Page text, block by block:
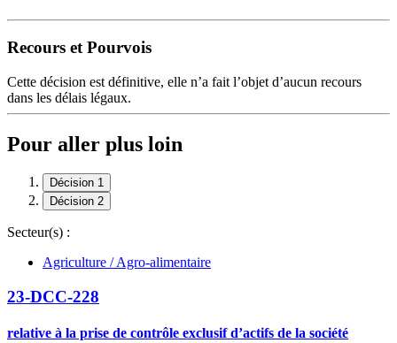
Recours et Pourvois
Cette décision est définitive, elle n’a fait l’objet d’aucun recours
dans les délais légaux.
Pour aller plus loin
Décision 1
Décision 2
Secteur(s) :
Agriculture / Agro-alimentaire
23-DCC-228
relative à la prise de contrôle exclusif d’actifs de la société